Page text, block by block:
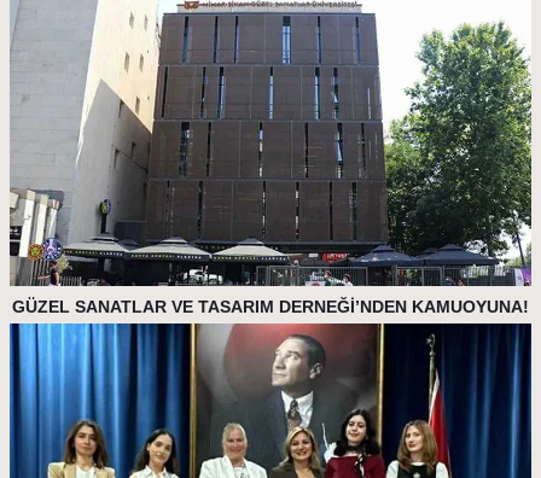
GÜZEL SANATLAR VE TASARIM DERNEĞİ’NDEN KAMUOYUNA!